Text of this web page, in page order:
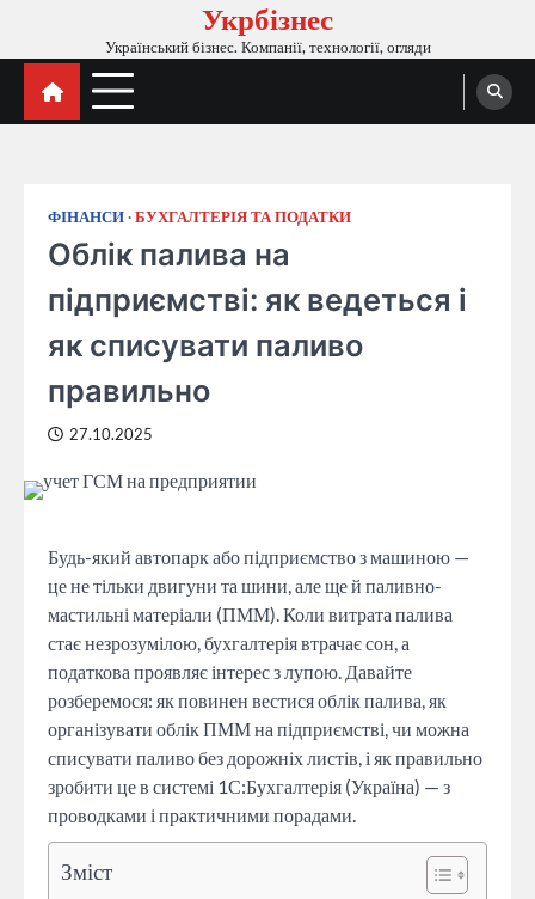
вмісту
Укрбізнес
Український бізнес. Компанії, технології, огляди
ФІНАНСИ БУХГАЛТЕРІЯ ТА ПОДАТКИ
Облік палива на
підприємстві: як ведеться і
як списувати паливо
правильно
27.10.2025
Будь-який автопарк або підприємство з машиною —
це не тільки двигуни та шини, але ще й паливно-
мастильні матеріали (ПММ). Коли витрата палива
стає незрозумілою, бухгалтерія втрачає сон, а
податкова проявляє інтерес з лупою. Давайте
розберемося: як повинен вестися облік палива, як
організувати облік ПММ на підприємстві, чи можна
списувати паливо без дорожніх листів, і як правильно
зробити це в системі 1С:Бухгалтерія (Україна) — з
проводками і практичними порадами.
Зміст